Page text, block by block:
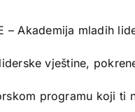
– Akademija mladih
vještine,
programu koji ti